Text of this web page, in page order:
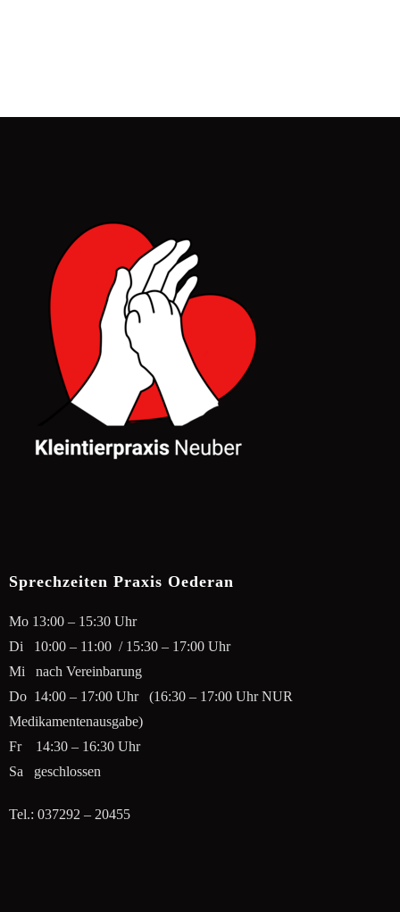
Sprechzeiten Praxis Oederan
Mo 13:00 – 15:30 Uhr
Di 10:00 – 11:00 / 15:30 – 17:00 Uhr
Mi nach Vereinbarung
Do 14:00 – 17:00 Uhr (16:30 – 17:00 Uhr NUR
Medikamentenausgabe)
Fr 14:30 – 16:30 Uhr
Sa geschlossen
Tel.: 037292 – 20455